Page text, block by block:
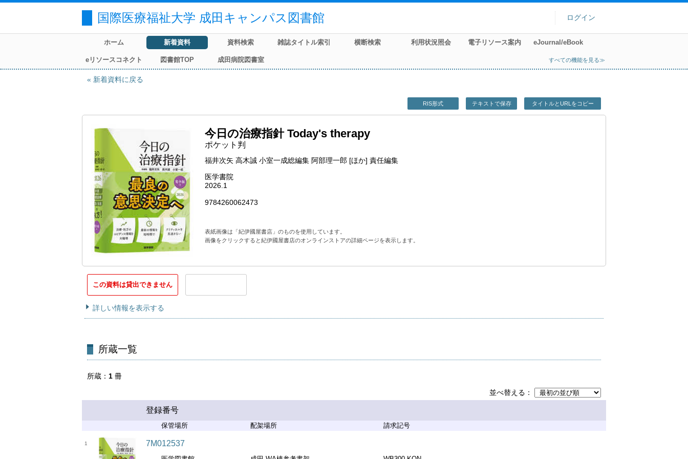
国際医療福祉大学 成田キャンパス図書館 ログイン
ホーム 新着資料 資料検索 雑誌タイトル索引 横断検索 利用状況照会 電子リソース案内 eJournal/eBook
eリソースコネクト 図書館TOP 成田病院図書室 すべての機能を見る≫
新着資料に戻る
RIS形式 テキストで保存 タイトルとURLをコピー
今日の治療指針 Today's therapy
ポケット判
福井次矢 高木誠 小室一成総編集 阿部理一郎 [ほか] 責任編集
医学書院
2026.1
9784260062473
表紙画像は「紀伊國屋書店」のものを使用しています。
画像をクリックすると紀伊國屋書店のオンラインストアの詳細ページを表示します。
この資料は貸出できません
詳しい情報を表示する
所蔵一覧
所蔵 1 冊
並べ替える
登録番号
保管場所 配架場所 請求記号
1 7M012537